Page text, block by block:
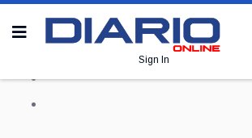
Sign In